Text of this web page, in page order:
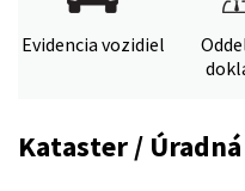
Evidencia vozidiel
Kataster /